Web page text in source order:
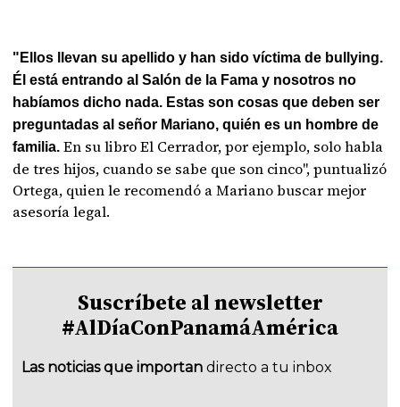
"Ellos llevan su apellido y han sido víctima de bullying.
Él está entrando al Salón de la Fama y nosotros no
habíamos dicho nada. Estas son cosas que deben ser
preguntadas al señor Mariano, quién es un hombre de
familia.En su libro El Cerrador, por ejemplo, solo habla
de tres hijos, cuando se sabe que son cinco", puntualizó
Ortega, quien le recomendó a Mariano buscar mejor
asesoría legal.
Suscríbete al newsletter
#AlDíaConPanamáAmérica
Las noticias que importan directo a tu inbox